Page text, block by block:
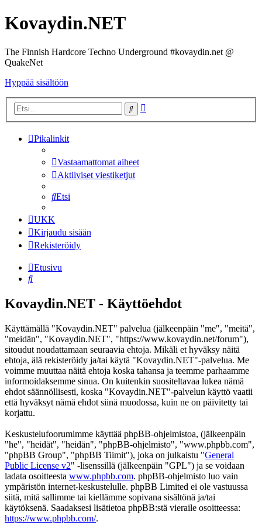
Kovaydin.NET
The Finnish Hardcore Techno Underground #kovaydin.net @
QuakeNet
Hyppää sisältöön
Etsi
Pikalinkit
Vastaamattomat aiheet
Aktiiviset viestiketjut
Etsi
UKK
Kirjaudu sisään
Rekisteröidy
Etusivu
Etsi
Kovaydin.NET - Käyttöehdot
Käyttämällä "Kovaydin.NET" palvelua (jälkeenpäin "me", "meitä",
"meidän", "Kovaydin.NET", "https://www.kovaydin.net/forum"),
sitoudut noudattamaan seuraavia ehtoja. Mikäli et hyväksy näitä
ehtoja, älä rekisteröidy ja/tai käytä "Kovaydin.NET"-palvelua. Me
voimme muuttaa näitä ehtoja koska tahansa ja teemme parhaamme
informoidaksemme sinua. On kuitenkin suositeltavaa lukea nämä
ehdot säännöllisesti, koska "Kovaydin.NET"-palvelun käyttö vaatii
että hyväksyt nämä ehdot siinä muodossa, kuin ne on päivitetty tai
korjattu.
Keskustelufoorumimme käyttää phpBB-ohjelmistoa, (jälkeenpäin
"he", "heidät", "heidän", "phpBB-ohjelmisto", "www.phpbb.com",
"phpBB Group", "phpBB Tiimit"), joka on julkaistu "General
Public License v2" -lisenssillä (jälkeenpäin "GPL") ja se voidaan
ladata osoitteesta www.phpbb.com. phpBB-ohjelmisto luo vain
ympäristön internet-keskustelulle. phpBB Limited ei ole vastuussa
siitä, mitä sallimme tai kiellämme sopivana sisältönä ja/tai
käytöksenä. Saadaksesi lisätietoa phpBB:stä vieraile osoitteessa:
https://www.phpbb.com/.